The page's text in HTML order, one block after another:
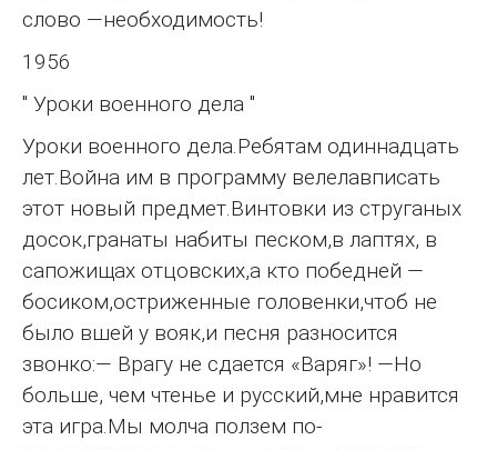
слово —необходимость!
1956
" Уроки военного дела "
Уроки военного дела.Ребятам одиннадцать
лет.Война им в программу велелавписать
этот новый предмет.Винтовки из струганых
досок,гранаты набиты песком,в лаптях, в
сапожищах отцовских,а кто победней —
босиком,остриженные головенки,чтоб не
было вшей у вояк,и песня разносится
звонко:— Врагу не сдается «Варяг»! —Но
больше, чем чтенье и русский,мне нравится
эта игра.Мы молча ползем по-